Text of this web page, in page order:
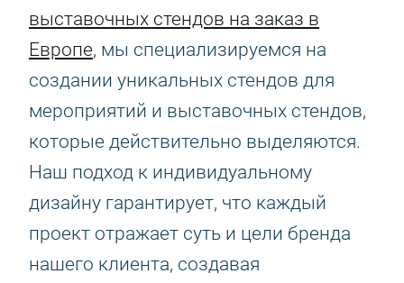
выставочных стендов на заказ в
Европе, мы специализируемся на
создании уникальных стендов для
мероприятий и выставочных стендов,
которые действительно выделяются.
Наш подход к индивидуальному
дизайну гарантирует, что каждый
проект отражает суть и цели бренда
нашего клиента, создавая